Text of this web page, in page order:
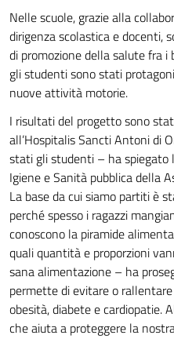
Nelle scuole, grazie alla
dirigenza scolastica e docenti,
di promozione della salute fra i
gli studenti sono stati
nuove attività motorie.
I risultati del progetto sono
all’Hospitalis Sancti Antoni di
stati gli studenti – ha
Igiene e Sanità pubblica della
La base da cui siamo partiti è
perché spesso i ragazzi
conoscono la piramide
quali quantità e proporzioni
sana alimentazione – ha
permette di evitare o
obesità, diabete e
che aiuta a proteggere la